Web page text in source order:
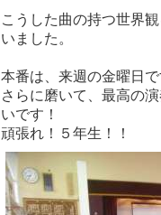
こうした曲の持つ世界
いました。
本番は、来週の金曜日
さらに磨いて、最高の
いです！
頑張れ！５年生！！